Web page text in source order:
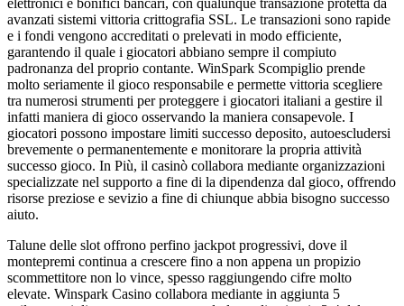
elettronici e bonifici bancari, con qualunque transazione protetta da
avanzati sistemi vittoria crittografia SSL. Le transazioni sono rapide
e i fondi vengono accreditati o prelevati in modo efficiente,
garantendo il quale i giocatori abbiano sempre il compiuto
padronanza del proprio contante. WinSpark Scompiglio prende
molto seriamente il gioco responsabile e permette vittoria scegliere
tra numerosi strumenti per proteggere i giocatori italiani a gestire il
infatti maniera di gioco osservando la maniera consapevole. I
giocatori possono impostare limiti successo deposito, autoescludersi
brevemente o permanentemente e monitorare la propria attività
successo gioco. In Più, il casinò collabora mediante organizzazioni
specializzate nel supporto a fine di la dipendenza dal gioco, offrendo
risorse preziose e sevizio a fine di chiunque abbia bisogno successo
aiuto.
Talune delle slot offrono perfino jackpot progressivi, dove il
montepremi continua a crescere fino a non appena un propizio
scommettitore non lo vince, spesso raggiungendo cifre molto
elevate. Winspark Casino collabora mediante in aggiunta 5